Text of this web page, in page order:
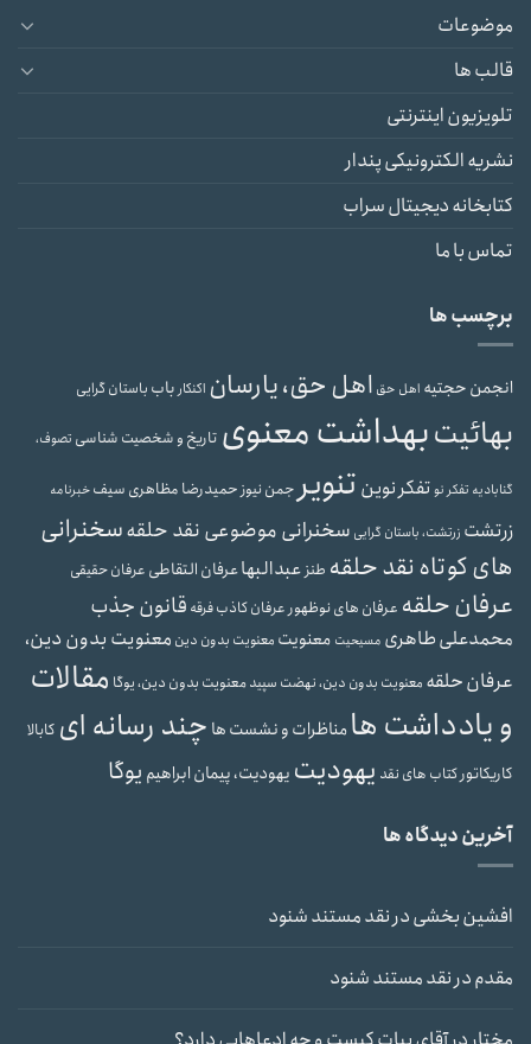
موضوعات
قالب ها
تلویزیون اینترنتی
نشریه الکترونیکی پندار
کتابخانه دیجیتال سراب
تماس با ما
برچسب ها
انجمن حجتیه اهل حق اهل حق، یارسان اکنکارباب باستان گرایی
بهائیتبهداشت معنوی تاریخ و شخصیت شناسی تصوف،
گنابادیه تفکر نوتفکر نوین تنویر جمن نیوزحمیدرضا مظاهری سیفخبرنامه
زرتشت زرتشت، باستان گرایی سخنرانی موضوعی نقد حلقهسخنرانی
های کوتاه نقد حلقه طنزعبدالبهاعرفان التقاطی عرفان حقیقی
عرفان حلقه عرفان های نوظهورعرفان کاذبفرقه قانون جذب
محمدعلی طاهری مسیحیت معنویت معنویت بدون دین معنویت بدون دین،
عرفان حلقه معنویت بدون دین، نهضت سپیدمعنویت بدون دین، یوگا مقالات
و یادداشت هامناظرات و نشست ها چند رسانه ای کابالا
کاریکاتورکتاب های نقد یهودیت یهودیت، پیمان ابراهیم یوگا
آخرین دیدگاه ها
افشین بخشیدرنقد مستند شنود
مقدمدرنقد مستند شنود